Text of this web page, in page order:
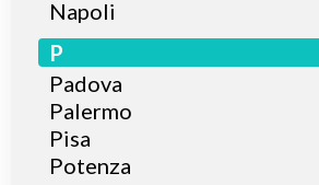
Napoli
P
Padova
Palermo
Pisa
Potenza